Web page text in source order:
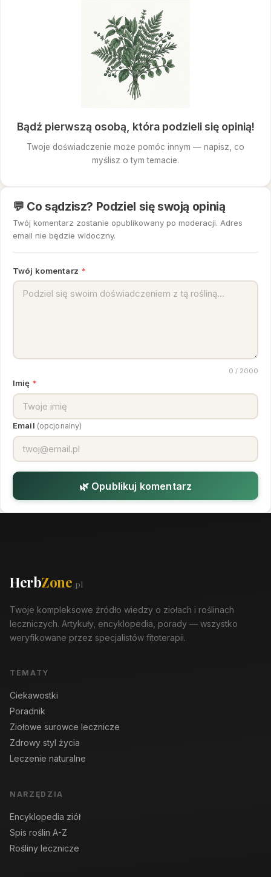
Bądź pierwszą osobą, która podzieli się opinią!
Twoje doświadczenie może pomóc innym — napisz, co
myślisz o tym temacie.
💬 Co sądzisz? Podziel się swoją opinią
Twój komentarz zostanie opublikowany po moderacji. Adres
email nie będzie widoczny.
Twój komentarz *
0 / 2000
Imię *
Email (opcjonalny)
🌿 Opublikuj komentarz
HerbZone.pl
Twoje kompleksowe źródło wiedzy o ziołach i roślinach
leczniczych. Artykuły, encyklopedia, porady — wszystko
weryfikowane przez specjalistów fitoterapii.
TEMATY
Ciekawostki
Poradnik
Ziołowe surowce lecznicze
Zdrowy styl życia
Leczenie naturalne
NARZĘDZIA
Encyklopedia ziół
Spis roślin A-Z
Rośliny lecznicze